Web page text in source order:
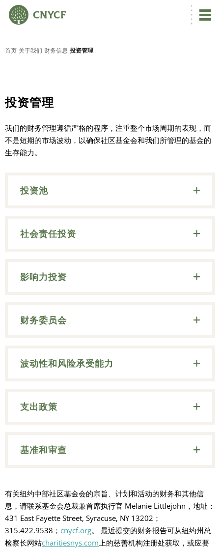
首页 关于我们 财务信息 投资管理
投资管理
我们的财务管理遵循严格的程序，注重整个市场周期的表现，而
不是短期的市场波动，以确保社区基金会和我们所管理的基金的
生存能力。
投资池
社会责任投资
影响力投资
财务委员会
波动性和风险承受能力
支出政策
基准和审查
有关纽约中部社区基金会的宗旨、计划和活动的财务和其他信
息，请联系基金会总裁兼首席执行官 Melanie Littlejohn，地址：
431 East Fayette Street, Syracuse, NY 13202；
315.422.9538； cnycf.org。 最近提交的财务报告可从纽约州总
检察长网站charitiesnys.com 上的慈善机构注册处获取，或应要